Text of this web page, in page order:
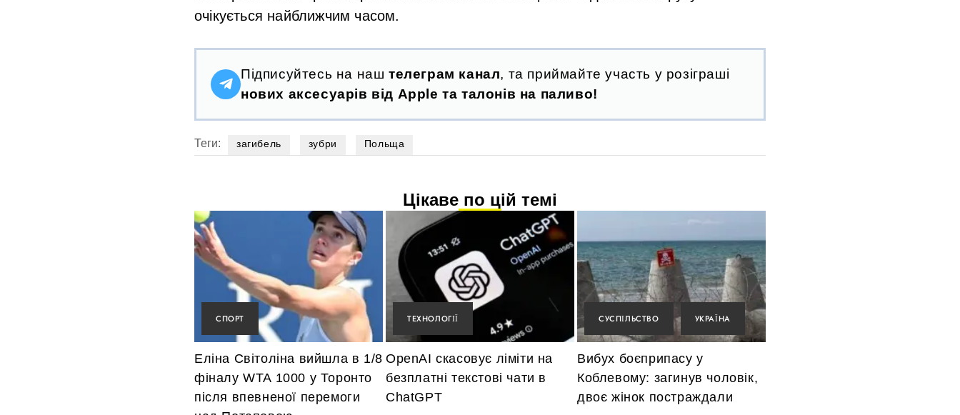
очікується найближчим часом.
Підписуйтесь на наш телеграм канал, та приймайте участь у розіграші
нових аксесуарів від Apple та талонів на паливо!
Теги: загибель зубри Польща
Цікаве по цій темі
СПОРТ
Еліна Світоліна вийшла в 1/8
фіналу WTA 1000 у Торонто
після впевненої перемоги
ТЕХНОЛОГІЇ
OpenAI скасовує ліміти на
безплатні текстові чати в
ChatGPT
СУСПІЛЬСТВО УКРАЇНА
Вибух боєприпасу у
Коблевому: загинув чоловік,
двоє жінок постраждали